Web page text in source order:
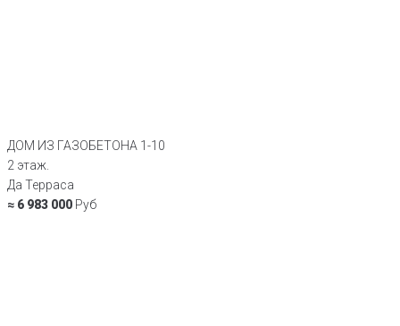
ДОМ ИЗ ГАЗОБЕТОНА 1-10
2 этаж.
Да Терраса
≈ 6 983 000 Руб